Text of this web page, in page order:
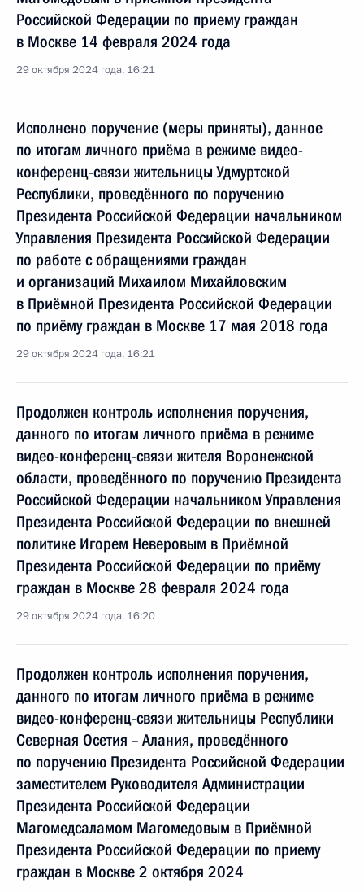
Российской Федерации по приему граждан
в Москве 14 февраля 2024 года
29 октября 2024 года, 16:21
Исполнено поручение (меры приняты), данное
по итогам личного приёма в режиме видео-
конференц-связи жительницы Удмуртской
Республики, проведённого по поручению
Президента Российской Федерации начальником
Управления Президента Российской Федерации
по работе с обращениями граждан
и организаций Михаилом Михайловским
в Приёмной Президента Российской Федерации
по приёму граждан в Москве 17 мая 2018 года
29 октября 2024 года, 16:21
Продолжен контроль исполнения поручения,
данного по итогам личного приёма в режиме
видео-конференц-связи жителя Воронежской
области, проведённого по поручению Президента
Российской Федерации начальником Управления
Президента Российской Федерации по внешней
политике Игорем Неверовым в Приёмной
Президента Российской Федерации по приёму
граждан в Москве 28 февраля 2024 года
29 октября 2024 года, 16:20
Продолжен контроль исполнения поручения,
данного по итогам личного приёма в режиме
видео-конференц-связи жительницы Республики
Северная Осетия – Алания, проведённого
по поручению Президента Российской Федерации
заместителем Руководителя Администрации
Президента Российской Федерации
Магомедсаламом Магомедовым в Приёмной
Президента Российской Федерации по приему
граждан в Москве 2 октября 2024